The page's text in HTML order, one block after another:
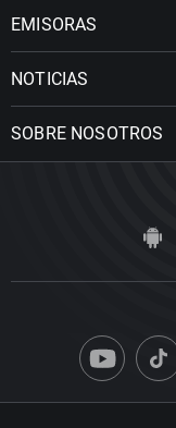
EMISORAS
NOTICIAS
SOBRE NOSOTROS